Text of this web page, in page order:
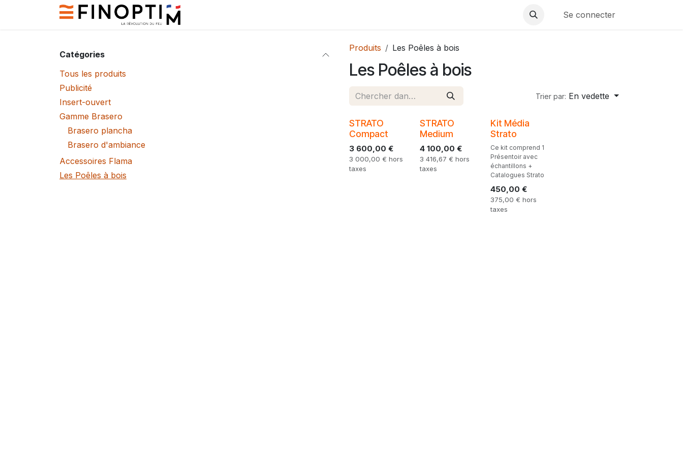
Se rendre au contenu
Se connecter
Catégories
Tous les produits
Publicité
Insert-ouvert
Gamme Brasero
Brasero plancha
Brasero d'ambiance
Accessoires Flama
Les Poêles à bois
Produits Les Poêles à bois
Les Poêles à bois
Trier par: En vedette
STRATO
Compact
3 600,00 €
3 000,00 € hors
taxes
STRATO
Medium
4 100,00 €
3 416,67 € hors
taxes
Kit Média
Strato
Ce kit comprend 1
Présentoir avec
échantillons +
Catalogues Strato
450,00 €
375,00 € hors
taxes